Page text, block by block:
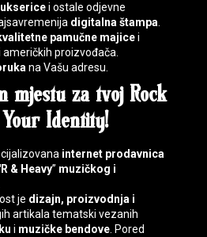
i ostale odjevne
digitalna štampa
pamučne majicei
američkih proizvođača.
na Vašu adresu.
mjestu za tvoj Rock
Identity!
internet prodavnica
& Heavy” muzičkog i
je dizajn, proizvodnja i
artikala tematski vezanih
i muzičke bendove . Pored